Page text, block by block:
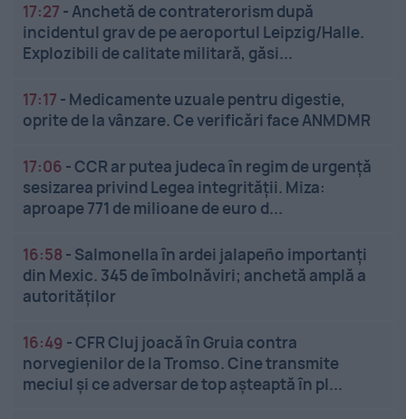
17:27 -Anchetă de contraterorism după
incidentul grav de pe aeroportul Leipzig/Halle.
Explozibili de calitate militară, găsi...
17:17 - Medicamente uzuale pentru digestie,
oprite de la vânzare. Ce verificări face ANMDMR
17:06 -CCR ar putea judeca în regim de urgență
sesizarea privind Legea integrității. Miza:
aproape 771 de milioane de euro d...
16:58 - Salmonella în ardei jalapeño importanți
din Mexic. 345 de îmbolnăviri; anchetă amplă a
autorităților
16:49 -CFR Cluj joacă în Gruia contra
norvegienilor de la Tromso. Cine transmite
meciul și ce adversar de top așteaptă în pl...